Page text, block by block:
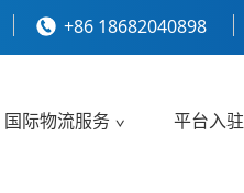
+86 18682040898
国际物流服务 平台入驻